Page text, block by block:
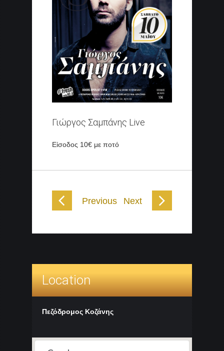
Γιώργος Σαμπάνης Live
Είσοδος 10€ με ποτό
Previous Next
Location
Πεζόδρομος Κοζάνης